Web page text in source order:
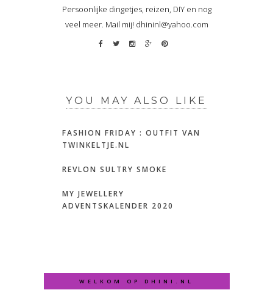
Persoonlijke dingetjes, reizen, DIY en nog
veel meer. Mail mij! dhininl@yahoo.com
YOU MAY ALSO LIKE
FASHION FRIDAY : OUTFIT VAN
TWINKELTJE.NL
REVLON SULTRY SMOKE
MY JEWELLERY
ADVENTSKALENDER 2020
WELKOM OP DHINI.NL